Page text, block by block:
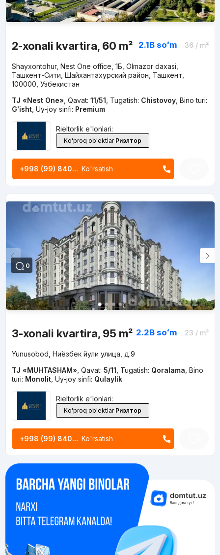
2-xonali kvartira, 60 m² 2.1B soʻm 36/ m²
Shayxontohur, Nest One office, 1Б, Olmazor daxasi,
Ташкент-Сити, Шайхантахурский район, Ташкент,
100000, Узбекистан
TJ «Nest One» Qavat: 11/51 Tugatish: Chistovoy, Bino turi:
G'isht, Uy-joy sinfi: Premium
Rieltorlik e'lonlari:
Ko'proq ob'ektlar Риэлтор
+998 (99) 840... Ko'rsatish
0
3-xonali kvartira, 95 m² 2.2B soʻm 23 / m²
Yunusobod, Ниёзбек йули улица, д.9
TJ «MUHTASHAM» Qavat: 5/11 Tugatish: Qoralama Bino
turi: Monolit, Uy-joy sinfi: Qulaylik
Rieltorlik e'lonlari:
Ko'proq ob'ektlar Риэлтор
+998 (99) 840... Ko'rsatish